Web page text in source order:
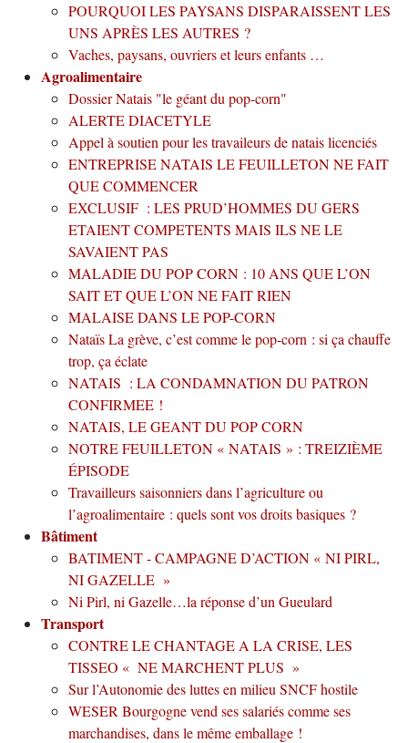
POURQUOI LES PAYSANS DISPARAISSENT LES
UNS APRÈS LES AUTRES ?
Vaches, paysans, ouvriers et leurs enfants …
Agroalimentaire
Dossier Natais "le géant du pop-corn"
ALERTE DIACETYLE
Appel à soutien pour les travaileurs de natais licenciés
ENTREPRISE NATAIS LE FEUILLETON NE FAIT
QUE COMMENCER
EXCLUSIF : LES PRUD’HOMMES DU GERS
ETAIENT COMPETENTS MAIS ILS NE LE
SAVAIENT PAS
MALADIE DU POP CORN : 10 ANS QUE L’ON
SAIT ET QUE L’ON NE FAIT RIEN
MALAISE DANS LE POP-CORN
Nataïs La grève, c’est comme le pop-corn : si ça chauffe
trop, ça éclate
NATAIS : LA CONDAMNATION DU PATRON
CONFIRMEE !
NATAIS, LE GEANT DU POP CORN
NOTRE FEUILLETON « NATAIS » : TREIZIÈME
ÉPISODE
Travailleurs saisonniers dans l’agriculture ou
l’agroalimentaire : quels sont vos droits basiques ?
Bâtiment
BATIMENT - CAMPAGNE D’ACTION « NI PIRL,
NI GAZELLE »
Ni Pirl, ni Gazelle…la réponse d’un Gueulard
Transport
CONTRE LE CHANTAGE A LA CRISE, LES
TISSEO « NE MARCHENT PLUS »
Sur l’Autonomie des luttes en milieu SNCF hostile
WESER Bourgogne vend ses salariés comme ses
marchandises, dans le même emballage !